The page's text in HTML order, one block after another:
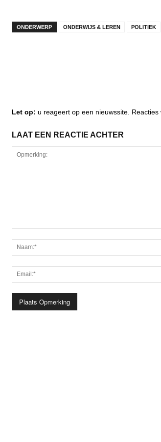
ONDERWERP ONDERWIJS & LEREN POLITIEK
Let op: u reageert op een nieuwssite.
LAAT EEN REACTIE ACHTER